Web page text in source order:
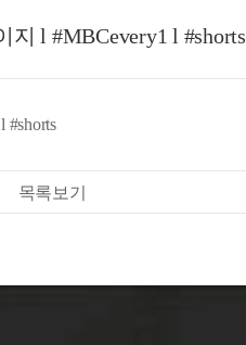
l #MBCevery1 l #shorts
목록보기